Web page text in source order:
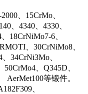
、15CrMo、
、4340、4330、
18CrNiMo7-6、
、30CrNiMo8、
34CrNi3Mo、
、Q345D、
AerMet100等锻件。
、